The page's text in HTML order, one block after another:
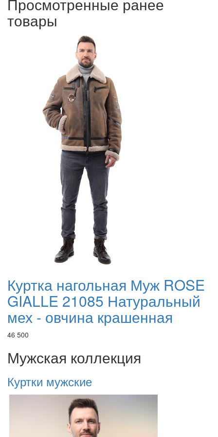
Просмотренные ранее
товары
Куртка нагольная Муж ROSE
GIALLE 21085 Натуральный
мех - овчина крашенная
46 500
Мужская коллекция
Куртки мужские